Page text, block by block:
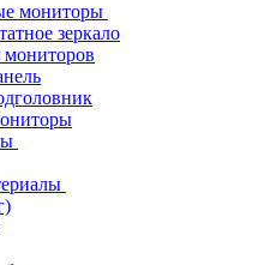
мониторы
зеркало